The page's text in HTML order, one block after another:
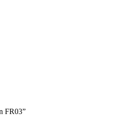
FR03”